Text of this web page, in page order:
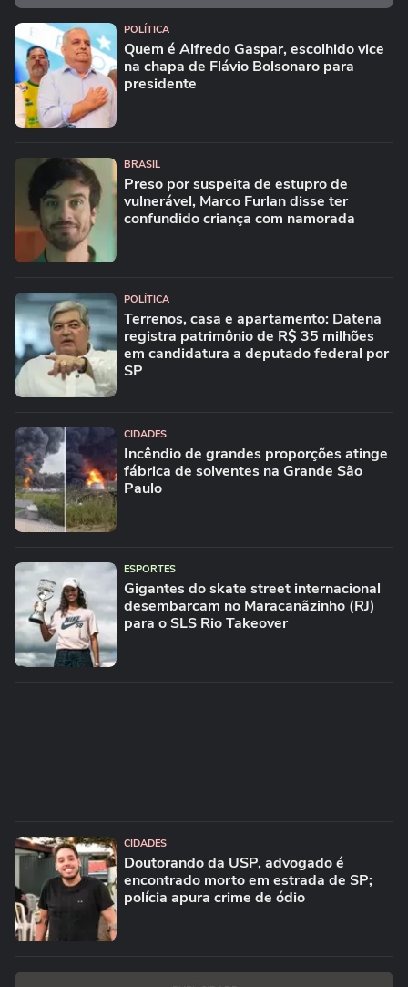
POLÍTICA
Quem é Alfredo Gaspar, escolhido vice
na chapa de Flávio Bolsonaro para
presidente
BRASIL
Preso por suspeita de estupro de
vulnerável, Marco Furlan disse ter
confundido criança com namorada
POLÍTICA
Terrenos, casa e apartamento: Datena
registra patrimônio de R$ 35 milhões
em candidatura a deputado federal por
SP
CIDADES
Incêndio de grandes proporções atinge
fábrica de solventes na Grande São
Paulo
ESPORTES
Gigantes do skate street internacional
desembarcam no Maracanãzinho (RJ)
para o SLS Rio Takeover
CIDADES
Doutorando da USP, advogado é
encontrado morto em estrada de SP;
polícia apura crime de ódio